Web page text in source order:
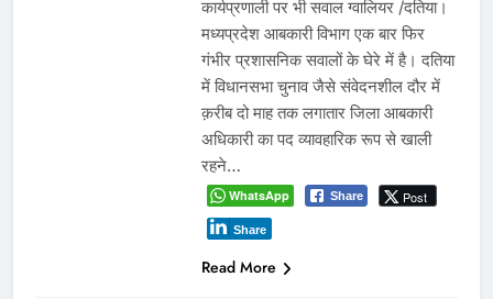
कार्यप्रणाली पर भी सवाल ग्वालियर /दतिया।
मध्यप्रदेश आबकारी विभाग एक बार फिर
गंभीर प्रशासनिक सवालों के घेरे में है। दतिया
में विधानसभा चुनाव जैसे संवेदनशील दौर में
क़रीब दो माह तक लगातार जिला आबकारी
अधिकारी का पद व्यावहारिक रूप से खाली
रहने…
WhatsApp Share Post
Share
Read More